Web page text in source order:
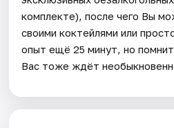
комплекте), после чего Вы
своими коктейлями или
опыт ещё 25 минут, но
Вас тоже ждёт